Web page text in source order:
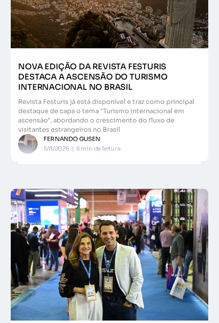
NOVA EDIÇÃO DA REVISTA FESTURIS
DESTACA A ASCENSÃO DO TURISMO
INTERNACIONAL NO BRASIL
Revista Festuris já está disponível e traz como principal
destaque de capa o tema "Turismo internacional em
ascensão", abordando o crescimento do fluxo de
visitantes estrangeiros no Brasil
FERNANDO GUSEN
5/8/2026 | 6 min de leitura